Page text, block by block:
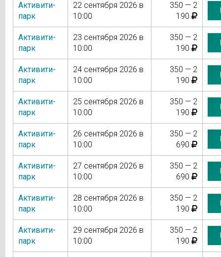
Активити-
парк
22 сентября 2026 в
10:00
350 — 2
190
Активити-
парк
23 сентября 2026 в
10:00
350 — 2
190
Активити-
парк
24 сентября 2026 в
10:00
350 — 2
190
Активити-
парк
25 сентября 2026 в
10:00
350 — 2
190
Активити-
парк
26 сентября 2026 в
10:00
350 — 2
690
Активити-
парк
27 сентября 2026 в
10:00
350 — 2
690
Активити-
парк
28 сентября 2026 в
10:00
350 — 2
190
Активити-
парк
29 сентября 2026 в
10:00
350 — 2
190